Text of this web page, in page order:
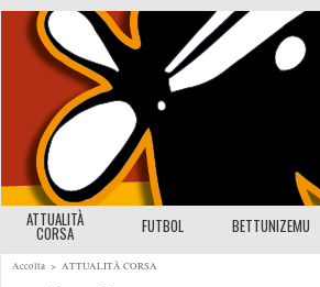
ATTUALITÀ
CORSA FUTBOL BETTUNIZEMU
Accolta > ATTUALITÀ CORSA